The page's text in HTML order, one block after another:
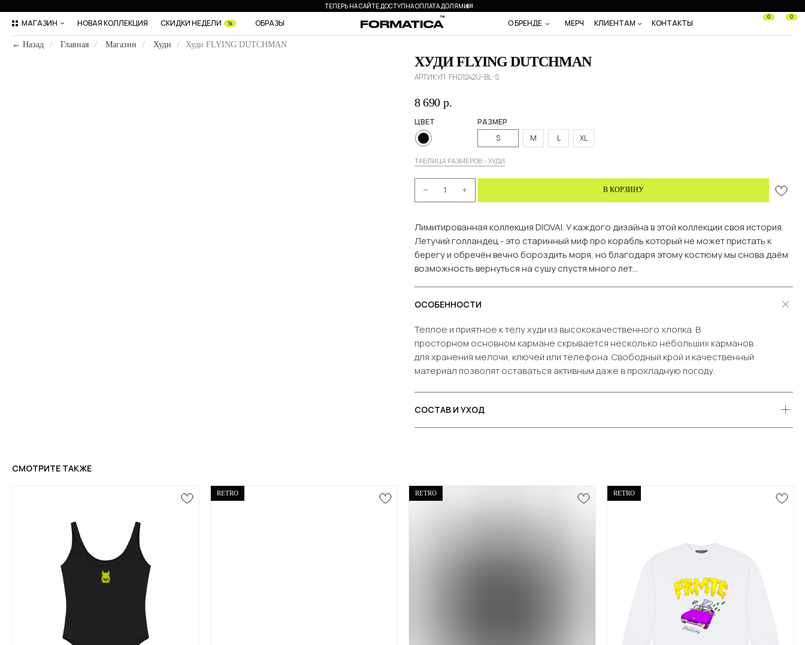
ТЕПЕРЬ НА САЙТЕ ДОСТУПНА ОПЛАТА ДОЛЯМИ
0 0
%
МАГАЗИН НОВАЯ КОЛЛЕКЦИЯ СКИДКИ НЕДЕЛИ ОБРАЗЫ О БРЕНДЕ КЛИЕНТАМ
МЕРЧ КОНТАКТЫ
← Назад / Главная / Магазин / Худи / Худи FLYING DUTCHMAN
ХУДИ FLYING DUTCHMAN
АРТИКУЛ: FHD1242U-BL-S
8 690 р.
ЦВЕТ
РАЗМЕР
S
M L XL
ТАБЛИЦА РАЗМЕРОВ – ХУДИ
В КОРЗИНУ
Лимитированная коллекция DIOVAI. У каждого дизайна в этой коллекции своя история.
Летучий голландец - это старинный миф про корабль который не может пристать к
берегу и обречён вечно бороздить моря, но благодаря этому костюму мы снова даём
возможность вернуться на сушу спустя много лет...
ОСОБЕННОСТИ
Теплое и приятное к телу худи из высококачественного хлопка. В
просторном основном кармане скрывается несколько небольших карманов
для хранения мелочи, ключей или телефона. Свободный крой и качественный
материал позволят оставаться активным даже в прохладную погоду.
СОСТАВ И УХОД
СМОТРИТЕ ТАКЖЕ
RETRO RETRO RETRO